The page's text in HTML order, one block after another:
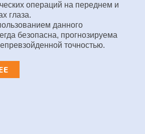
операций на переднем и
глаза.
данного
безопасна, прогнозируема
точностью.